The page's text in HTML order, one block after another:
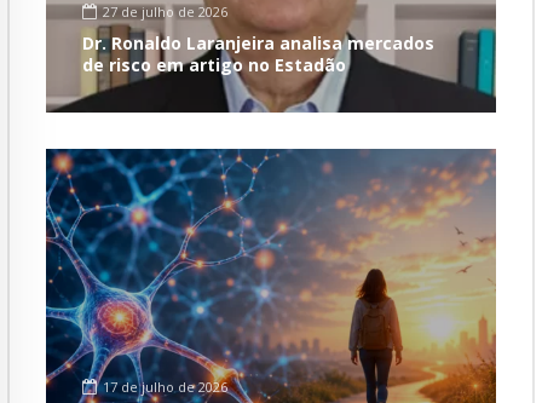
27 de julho de 2026
Dr. Ronaldo Laranjeira analisa mercados
de risco em artigo no Estadão
17 de julho de 2026